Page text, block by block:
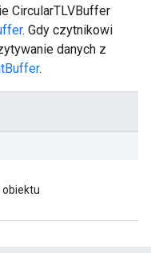
CircularTLVBuffer
. Gdy czytnikowi
danych z
.
obiektu